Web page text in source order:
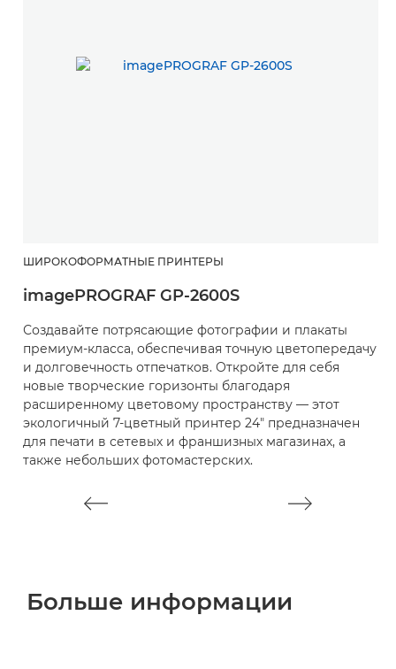
ШИРОКОФОРМАТНЫЕ ПРИНТЕРЫ
imagePROGRAF GP-2600S
Создавайте потрясающие фотографии и плакаты
премиум-класса, обеспечивая точную цветопередачу
и долговечность отпечатков. Откройте для себя
новые творческие горизонты благодаря
расширенному цветовому пространству — этот
экологичный 7-цветный принтер 24" предназначен
для печати в сетевых и франшизных магазинах, а
также небольших фотомастерских.
Больше информации